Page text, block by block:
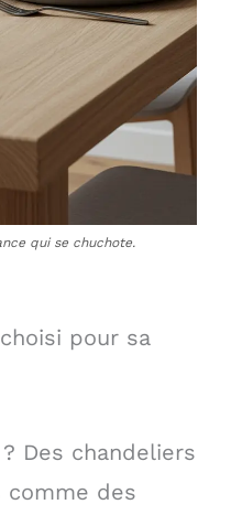
qui se chuchote.
pour sa
Des chandeliers
comme des